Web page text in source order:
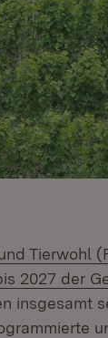
Tierwohl
2027 der
insgesamt